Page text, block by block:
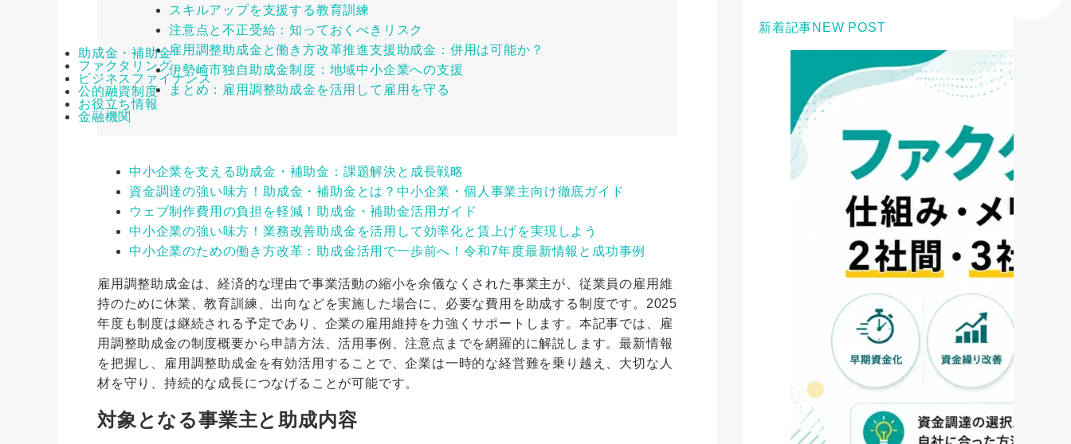
助成金・補助金
ファクタリング
ビジネスファイナンス
公的融資制度
お役立ち情報
金融機関
スキルアップを支援する教育訓練
注意点と不正受給：知っておくべきリスク
雇用調整助成金と働き方改革推進支援助成金：併用は可能か？
伊勢崎市独自助成金制度：地域中小企業への支援
まとめ：雇用調整助成金を活用して雇用を守る
中小企業を支える助成金・補助金：課題解決と成長戦略
資金調達の強い味方！助成金・補助金とは？中小企業・個人事業主向け徹底ガイド
ウェブ制作費用の負担を軽減！助成金・補助金活用ガイド
中小企業の強い味方！業務改善助成金を活用して効率化と賃上げを実現しよう
中小企業のための働き方改革：助成金活用で一歩前へ！令和7年度最新情報と成功事例
雇用調整助成金は、経済的な理由で事業活動の縮小を余儀なくされた事業主が、従業員の雇用維
持のために休業、教育訓練、出向などを実施した場合に、必要な費用を助成する制度です。2025
年度も制度は継続される予定であり、企業の雇用維持を力強くサポートします。本記事では、雇
用調整助成金の制度概要から申請方法、活用事例、注意点までを網羅的に解説します。最新情報
を把握し、雇用調整助成金を有効活用することで、企業は一時的な経営難を乗り越え、大切な人
材を守り、持続的な成長につなげることが可能です。
対象となる事業主と助成内容
新着記事NEW POST